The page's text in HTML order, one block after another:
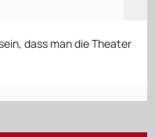
dass man die Theater